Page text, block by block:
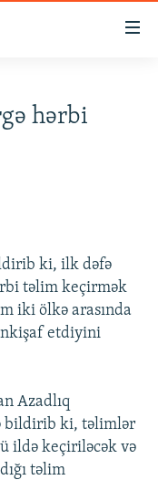
hərbi
ki, ilk dəfə
təlim keçirmək
iki ölkə arasında
etdiyini
Azadlıq
bildirib ki, təlimlər
ildə keçiriləcək və
təlim